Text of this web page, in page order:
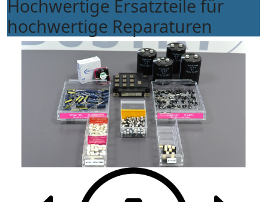
Hochwertige Ersatzteile für
hochwertige Reparaturen